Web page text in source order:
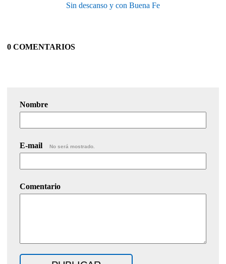
Sin descanso y con Buena Fe
0 COMENTARIOS
Nombre
E-mail No será mostrado.
Comentario